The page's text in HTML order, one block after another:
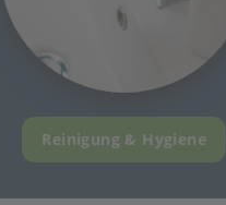
Reinigung & Hygiene